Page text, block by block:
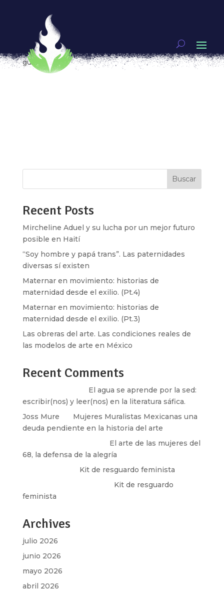
Gabriela Gómez, en defensa de la comunicación
digital indígena
porIxchel Aguirre
Mujeres
guerreras
Buscar
Recent Posts
Mircheline Aduel y su lucha por un mejor futuro
posible en Haití
“Soy hombre y papá trans”. Las paternidades
diversas sí existen
Maternar en movimiento: historias de
maternidad desde el exilio. (Pt.4)
Maternar en movimiento: historias de
maternidad desde el exilio. (Pt.3)
Las obreras del arte. Las condiciones reales de
las modelos de arte en México
Recent Comments
El agua se aprende por la sed:
escribir(nos) y leer(nos) en la literatura sáfica.
Joss Mure
Mujeres Muralistas Mexicanas una
deuda pendiente en la historia del arte
El arte de las mujeres del
68, la defensa de la alegría
Kit de resguardo feminista
Kit de resguardo
feminista
Archives
julio 2026
junio 2026
mayo 2026
abril 2026